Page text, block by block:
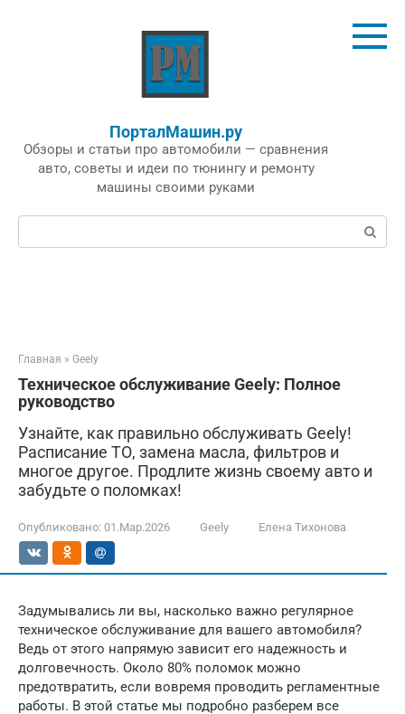
ПорталМашин.ру
Обзоры и статьи про автомобили — сравнения
авто, советы и идеи по тюнингу и ремонту
машины своими руками
Поиск:
Главная » Geely
Техническое обслуживание Geely: Полное
руководство
Узнайте, как правильно обслуживать Geely!
Расписание ТО, замена масла, фильтров и
многое другое. Продлите жизнь своему авто и
забудьте о поломках!
Опубликовано: 01.Мар.2026 Geely Елена Тихонова
Задумывались ли вы, насколько важно регулярное
техническое обслуживание для вашего автомобиля?
Ведь от этого напрямую зависит его надежность и
долговечность. Около 80% поломок можно
предотвратить, если вовремя проводить регламентные
работы. В этой статье мы подробно разберем все